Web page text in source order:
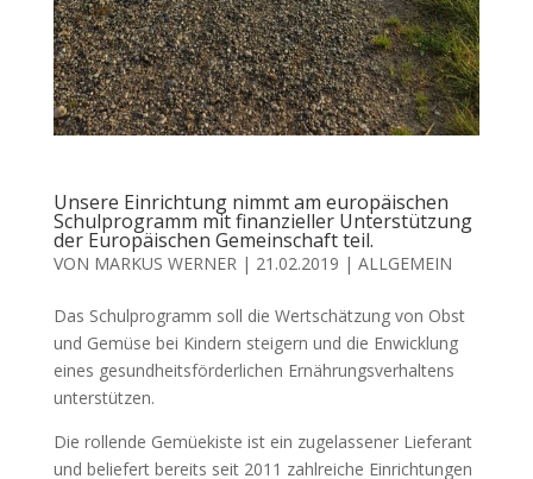
Unsere Einrichtung nimmt am europäischen
Schulprogramm mit finanzieller Unterstützung
der Europäischen Gemeinschaft teil.
VON MARKUS WERNER| 21.02.2019 | ALLGEMEIN
Das Schulprogramm soll die Wertschätzung von Obst
und Gemüse bei Kindern steigern und die Enwicklung
eines gesundheitsförderlichen Ernährungsverhaltens
unterstützen.
Die rollende Gemüekiste ist ein zugelassener Lieferant
und beliefert bereits seit 2011 zahlreiche Einrichtungen